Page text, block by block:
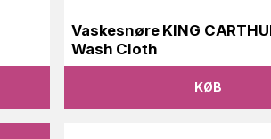
Vaskesnøre KING
Wash Cloth
KØB